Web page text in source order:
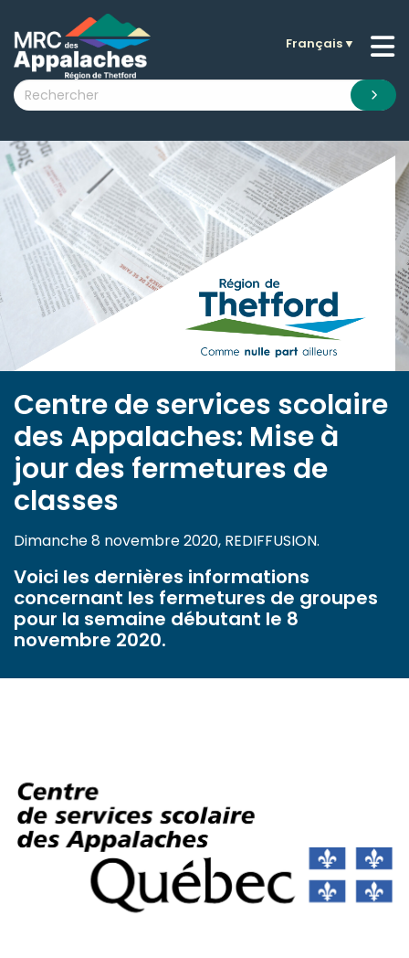
submenu (La MRC )
submenu (Citoyens )
submenu (Visiteurs )
submenu (Nouvelles )
submenu (Documentation )
Français▼
Centre de services scolaire
des Appalaches: Mise à
jour des fermetures de
classes
Dimanche 8 novembre 2020, REDIFFUSION.
Voici les dernières informations
concernant les fermetures de groupes
pour la semaine débutant le 8
novembre 2020.